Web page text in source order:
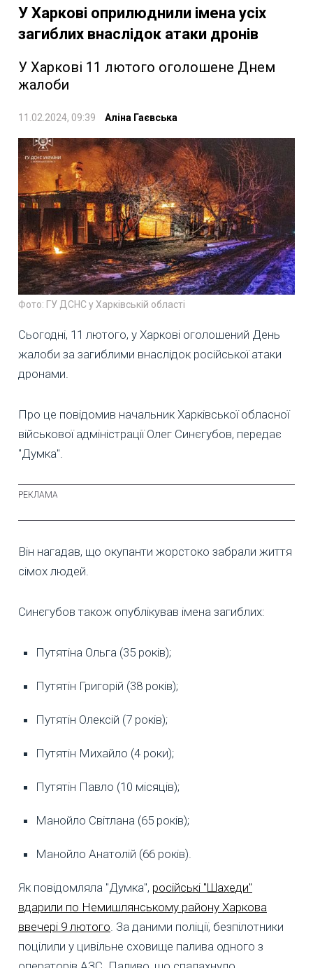
У Харкові оприлюднили імена усіх
загиблих внаслідок атаки дронів
У Харкові 11 лютого оголошене Днем
жалоби
11.02.2024, 09:39 Аліна Гаєвська
Фото: ГУ ДСНС у Харківській області
Сьогодні, 11 лютого, у Харкові оголошений День
жалоби за загиблими внаслідок російської атаки
дронами.
Про це повідомив начальник Харківської обласної
військової адміністрації Олег Синєгубов, передає
"Думка".
Він нагадав, що окупанти жорстоко забрали життя
сімох людей.
Синєгубов також опублікував імена загиблих:
Путятіна Ольга (35 років);
Путятін Григорій (38 років);
Путятін Олексій (7 років);
Путятін Михайло (4 роки);
Путятін Павло (10 місяців);
Манойло Світлана (65 років);
Манойло Анатолій (66 років).
Як повідомляла "Думка", російські "Шахеди"
вдарили по Немишлянському району Харкова
ввечері 9 лютого. За даними поліції, безпілотники
поцілили у цивільне сховище палива одного з